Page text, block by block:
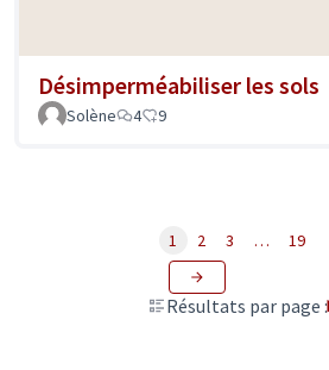
Désimperméabiliser les sols
Solène
4 9
Résultats par page :
1 2 3 … 19